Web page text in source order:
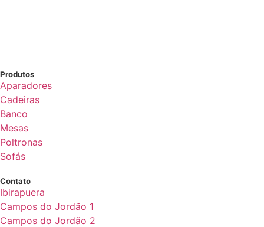
Produtos
Aparadores
Cadeiras
Banco
Mesas
Poltronas
Sofás
Contato
Ibirapuera
Campos do Jordão 1
Campos do Jordão 2